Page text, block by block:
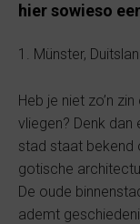
hier sowieso
1. Münster,
Heb je niet zo’n
vliegen? Denk dan
stad staat bekend
gotische
De oude
ademt